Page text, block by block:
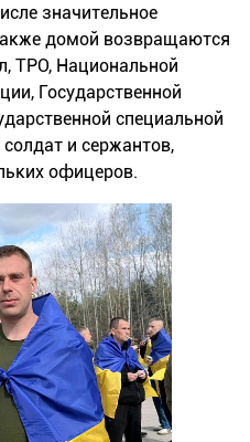
значительное
домой возвращаются
ТРО, Национальной
Государственной
специальной
и сержантов,
офицеров.